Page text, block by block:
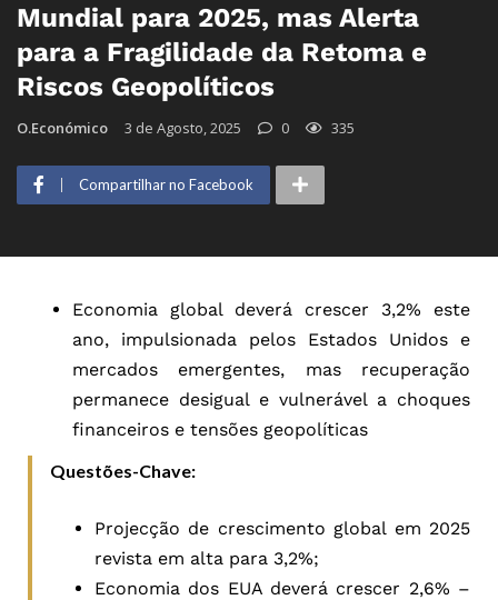
Mundial para 2025, mas Alerta
para a Fragilidade da Retoma e
Riscos Geopolíticos
O.Económico 3 de Agosto, 2025 0 335
Compartilhar no Facebook
Economia global deverá crescer 3,2% este
ano, impulsionada pelos Estados Unidos e
mercados emergentes, mas recuperação
permanece desigual e vulnerável a choques
financeiros e tensões geopolíticas
Questões-Chave:
Projecção de crescimento global em 2025
revista em alta para 3,2%;
Economia dos EUA deverá crescer 2,6% –